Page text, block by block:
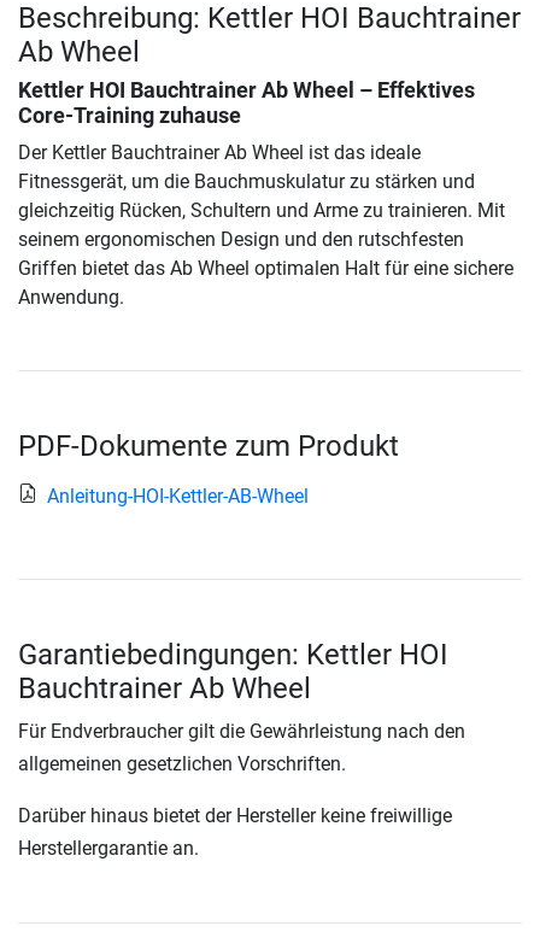
Beschreibung: Kettler HOI Bauchtrainer
Ab Wheel
Kettler HOI Bauchtrainer Ab Wheel – Effektives
Core-Training zuhause
Der Kettler Bauchtrainer Ab Wheel ist das ideale
Fitnessgerät, um die Bauchmuskulatur zu stärken und
gleichzeitig Rücken, Schultern und Arme zu trainieren. Mit
seinem ergonomischen Design und den rutschfesten
Griffen bietet das Ab Wheel optimalen Halt für eine sichere
Anwendung.
PDF-Dokumente zum Produkt
Anleitung-HOI-Kettler-AB-Wheel
Garantiebedingungen: Kettler HOI
Bauchtrainer Ab Wheel
Für Endverbraucher gilt die Gewährleistung nach den
allgemeinen gesetzlichen Vorschriften.
Darüber hinaus bietet der Hersteller keine freiwillige
Herstellergarantie an.